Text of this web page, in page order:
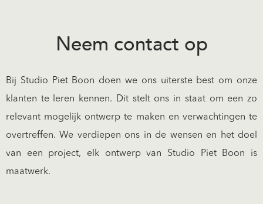
Neem contact op
Bij Studio Piet Boon doen we ons uiterste best om onze
klanten te leren kennen. Dit stelt ons in staat om een zo
relevant mogelijk ontwerp te maken en verwachtingen te
overtreffen. We verdiepen ons in de wensen en het doel
van een project, elk ontwerp van Studio Piet Boon is
maatwerk.